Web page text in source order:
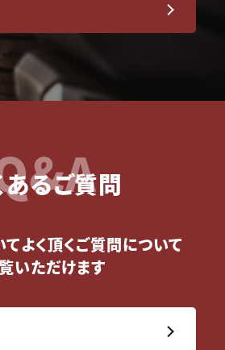
あるご質問
よく頂くご質問について
いただけます